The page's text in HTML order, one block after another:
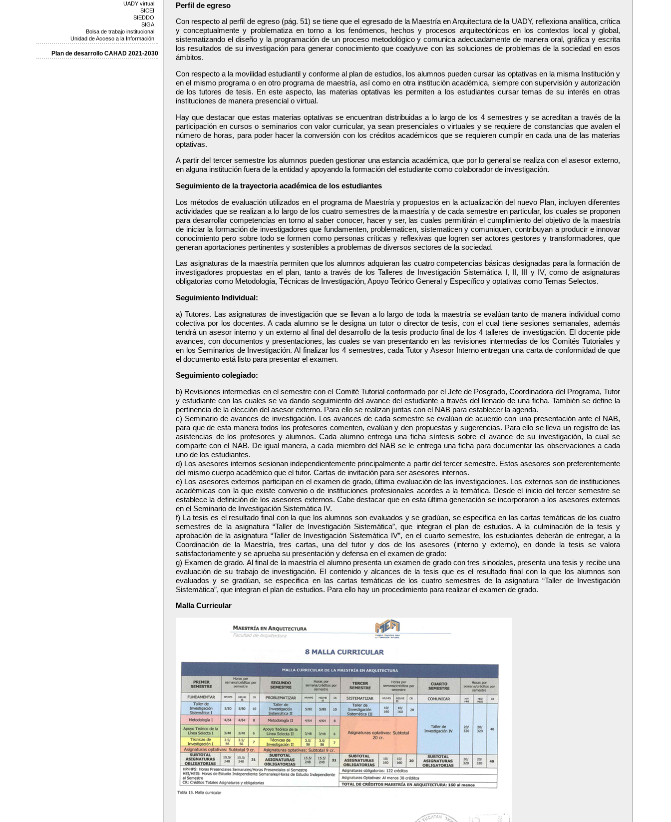
UADY virtual
SICEI
SIEDDO
SIGA
Bolsa de trabajo institucional
Unidad de Acceso a la Información
Plan de desarrollo CAHAD 2021-2030
Perfil de egreso
Con respecto al perfil de egreso (pág. 51) se tiene que el egresado de la Maestría en Arquitectura de la UADY, reflexiona analítica, crítica
y conceptualmente y problematiza en torno a los fenómenos, hechos y procesos arquitectónicos en los contextos local y global,
sistematizando el diseño y la programación de un proceso metodológico y comunica adecuadamente de manera oral, gráfica y escrita
los resultados de su investigación para generar conocimiento que coadyuve con las soluciones de problemas de la sociedad en esos
ámbitos.
Con respecto a la movilidad estudiantil y conforme al plan de estudios, los alumnos pueden cursar las optativas en la misma Institución y
en el mismo programa o en otro programa de maestría, así como en otra institución académica, siempre con supervisión y autorización
de los tutores de tesis. En este aspecto, las materias optativas les permiten a los estudiantes cursar temas de su interés en otras
instituciones de manera presencial o virtual.
Hay que destacar que estas materias optativas se encuentran distribuidas a lo largo de los 4 semestres y se acreditan a través de la
participación en cursos o seminarios con valor curricular, ya sean presenciales o virtuales y se requiere de constancias que avalen el
número de horas, para poder hacer la conversión con los créditos académicos que se requieren cumplir en cada una de las materias
optativas.
A partir del tercer semestre los alumnos pueden gestionar una estancia académica, que por lo general se realiza con el asesor externo,
en alguna institución fuera de la entidad y apoyando la formación del estudiante como colaborador de investigación.
Seguimiento de la trayectoria académica de los estudiantes
Los métodos de evaluación utilizados en el programa de Maestría y propuestos en la actualización del nuevo Plan, incluyen diferentes
actividades que se realizan a lo largo de los cuatro semestres de la maestría y de cada semestre en particular, los cuales se proponen
para desarrollar competencias en torno al saber conocer, hacer y ser, las cuales permitirán el cumplimiento del objetivo de la maestría
de iniciar la formación de investigadores que fundamenten, problematicen, sistematicen y comuniquen, contribuyan a producir e innovar
conocimiento pero sobre todo se formen como personas críticas y reflexivas que logren ser actores gestores y transformadores, que
generan aportaciones pertinentes y sostenibles a problemas de diversos sectores de la sociedad.
Las asignaturas de la maestría permiten que los alumnos adquieran las cuatro competencias básicas designadas para la formación de
investigadores propuestas en el plan, tanto a través de los Talleres de Investigación Sistemática I, II, III y IV, como de asignaturas
obligatorias como Metodología, Técnicas de Investigación, Apoyo Teórico General y Específico y optativas como Temas Selectos.
Seguimiento Individual:
a) Tutores. Las asignaturas de investigación que se llevan a lo largo de toda la maestría se evalúan tanto de manera individual como
colectiva por los docentes. A cada alumno se le designa un tutor o director de tesis, con el cual tiene sesiones semanales, además
tendrá un asesor interno y un externo al final del desarrollo de la tesis producto final de los 4 talleres de investigación. El docente pide
avances, con documentos y presentaciones, las cuales se van presentando en las revisiones intermedias de los Comités Tutoriales y
en los Seminarios de Investigación. Al finalizar los 4 semestres, cada Tutor y Asesor Interno entregan una carta de conformidad de que
el documento está listo para presentar el examen.
Seguimiento colegiado:
b) Revisiones intermedias en el semestre con el Comité Tutorial conformado por el Jefe de Posgrado, Coordinadora del Programa, Tutor
y estudiante con las cuales se va dando seguimiento del avance del estudiante a través del llenado de una ficha. También se define la
pertinencia de la elección del asesor externo. Para ello se realizan juntas con el NAB para establecer la agenda.
c) Seminario de avances de investigación. Los avances de cada semestre se evalúan de acuerdo con una presentación ante el NAB,
para que de esta manera todos los profesores comenten, evalúan y den propuestas y sugerencias. Para ello se lleva un registro de las
asistencias de los profesores y alumnos. Cada alumno entrega una ficha síntesis sobre el avance de su investigación, la cual se
comparte con el NAB. De igual manera, a cada miembro del NAB se le entrega una ficha para documentar las observaciones a cada
uno de los estudiantes.
d) Los asesores internos sesionan independientemente principalmente a partir del tercer semestre. Estos asesores son preferentemente
del mismo cuerpo académico que el tutor. Cartas de invitación para ser asesores internos.
e) Los asesores externos participan en el examen de grado, última evaluación de las investigaciones. Los externos son de instituciones
académicas con la que existe convenio o de instituciones profesionales acordes a la temática. Desde el inicio del tercer semestre se
establece la definición de los asesores externos. Cabe destacar que en esta última generación se incorporaron a los asesores externos
en el Seminario de Investigación Sistemática IV.
f) La tesis es el resultado final con la que los alumnos son evaluados y se gradúan, se especifica en las cartas temáticas de los cuatro
semestres de la asignatura “Taller de Investigación Sistemática”, que integran el plan de estudios. A la culminación de la tesis y
aprobación de la asignatura “Taller de Investigación Sistemática IV”, en el cuarto semestre, los estudiantes deberán de entregar, a la
Coordinación de la Maestría, tres cartas, una del tutor y dos de los asesores (interno y externo), en donde la tesis se valora
satisfactoriamente y se aprueba su presentación y defensa en el examen de grado:
g) Examen de grado. Al final de la maestría el alumno presenta un examen de grado con tres sinodales, presenta una tesis y recibe una
evaluación de su trabajo de investigación. El contenido y alcances de la tesis que es el resultado final con la que los alumnos son
evaluados y se gradúan, se especifica en las cartas temáticas de los cuatro semestres de la asignatura “Taller de Investigación
Sistemática”, que integran el plan de estudios. Para ello hay un procedimiento para realizar el examen de grado.
Malla Curricular